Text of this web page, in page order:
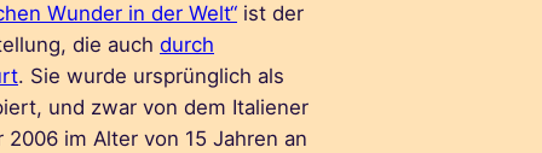
Wunder in der Welt“ ist der
die auch durch
. Sie wurde ursprünglich als
und zwar von dem Italiener
2006 im Alter von 15 Jahren an